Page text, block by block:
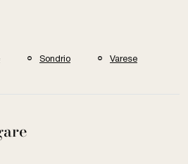
Sondrio Varese